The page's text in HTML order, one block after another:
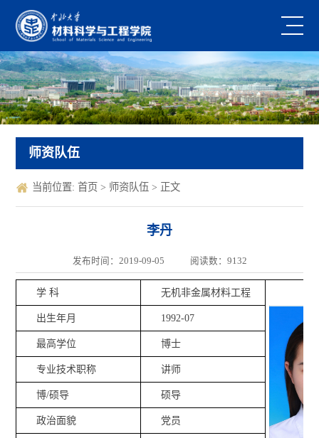
师资队伍
当前位置: 首页 > 师资队伍 > 正文
李丹
发布时间：2019-09-05 阅读数： 9132
学 科 无机非金属材料工程
出生年月 1992-07
最高学位 博士
专业技术职称 讲师
博/硕导 硕导
政治面貌 党员